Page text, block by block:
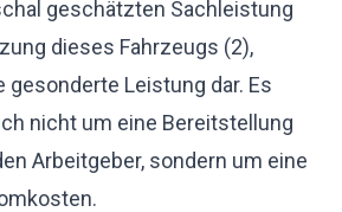
geschätzten Sachleistung
dieses Fahrzeugs (2),
gesonderte Leistung dar. Es
nicht um eine Bereitstellung
Arbeitgeber, sondern um eine